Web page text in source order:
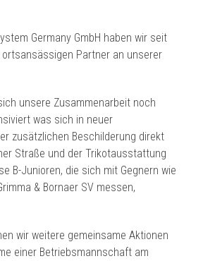
Germany GmbH haben wir seit
Partner an unserer
unsere Zusammenarbeit noch
was sich in neuer
zusätzlichen Beschilderung direkt
Straße und der Trikotausstattung
B-Junioren, die sich mit Gegnern wie
& Bornaer SV messen,
wir weitere gemeinsame Aktionen
einer Betriebsmannschaft am